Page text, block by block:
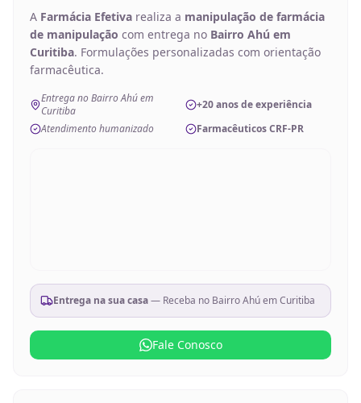
A Farmácia Efetiva realiza a manipulação de farmácia
de manipulação com entrega no Bairro Ahú em
Curitiba. Formulações personalizadas com orientação
farmacêutica.
Entrega no Bairro Ahú em
Curitiba
+20 anos de experiência
Atendimento humanizado
Farmacêuticos CRF-PR
Entrega na sua casa— Receba no Bairro Ahú em Curitiba
Fale Conosco